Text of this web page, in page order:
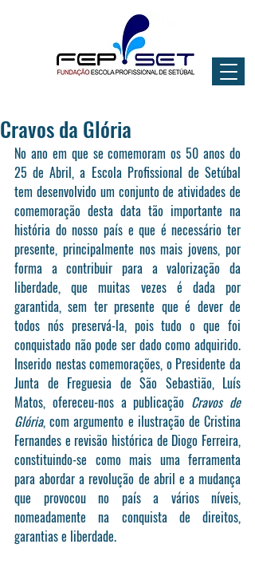
Cravos da Glória
No ano em que se comemoram os 50 anos do
25 de Abril, a Escola Profissional de Setúbal
tem desenvolvido um conjunto de atividades de
comemoração desta data tão importante na
história do nosso país e que é necessário ter
presente, principalmente nos mais jovens, por
forma a contribuir para a valorização da
liberdade, que muitas vezes é dada por
garantida, sem ter presente que é dever de
todos nós preservá-la, pois tudo o que foi
conquistado não pode ser dado como adquirido.
Inserido nestas comemorações, o Presidente da
Junta de Freguesia de São Sebastião, Luís
Matos, ofereceu-nos a publicação Cravos de
Glória, com argumento e ilustração de Cristina
Fernandes e revisão histórica de Diogo Ferreira,
constituindo-se como mais uma ferramenta
para abordar a revolução de abril e a mudança
que provocou no país a vários níveis,
nomeadamente na conquista de direitos,
garantias e liberdade.